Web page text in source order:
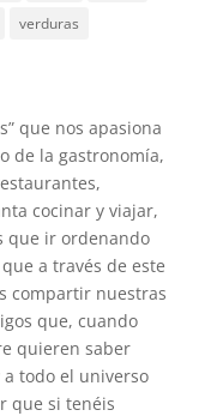
verduras
que nos apasiona
de la gastronomía,
cocinar y viajar,
que ir ordenando
a través de este
compartir nuestras
que, cuando
quieren saber
a todo el universo
que si tenéis